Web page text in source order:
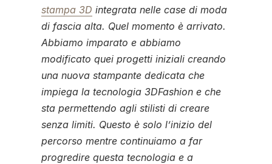
stampa 3D integrata nelle case di moda
di fascia alta. Quel momento è arrivato.
Abbiamo imparato e abbiamo
modificato quei progetti iniziali creando
una nuova stampante dedicata che
impiega la tecnologia 3DFashion e che
sta permettendo agli stilisti di creare
senza limiti. Questo è solo l’inizio del
percorso mentre continuiamo a far
progredire questa tecnologia e a